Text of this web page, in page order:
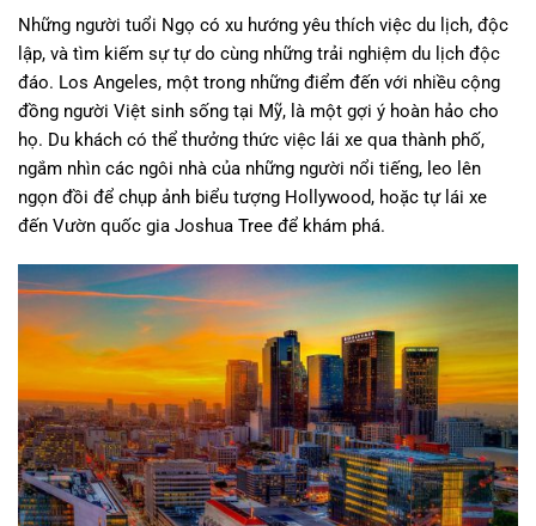
Những người tuổi Ngọ có xu hướng yêu thích việc du lịch, độc
lập, và tìm kiếm sự tự do cùng những trải nghiệm du lịch độc
đáo. Los Angeles, một trong những điểm đến với nhiều cộng
đồng người Việt sinh sống tại Mỹ, là một gợi ý hoàn hảo cho
họ. Du khách có thể thưởng thức việc lái xe qua thành phố,
ngắm nhìn các ngôi nhà của những người nổi tiếng, leo lên
ngọn đồi để chụp ảnh biểu tượng Hollywood, hoặc tự lái xe
đến Vườn quốc gia Joshua Tree để khám phá.